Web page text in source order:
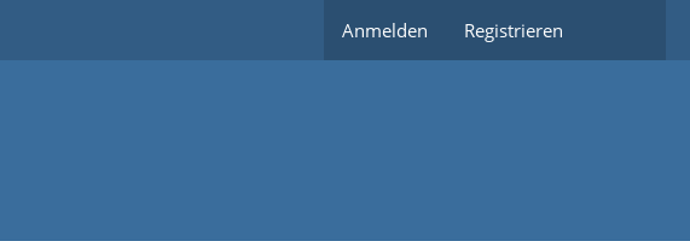
Anmelden Registrieren